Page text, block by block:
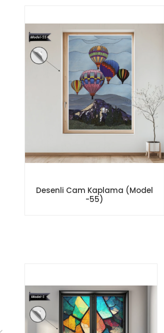
Desenli Cam Kaplama (Model
-55)